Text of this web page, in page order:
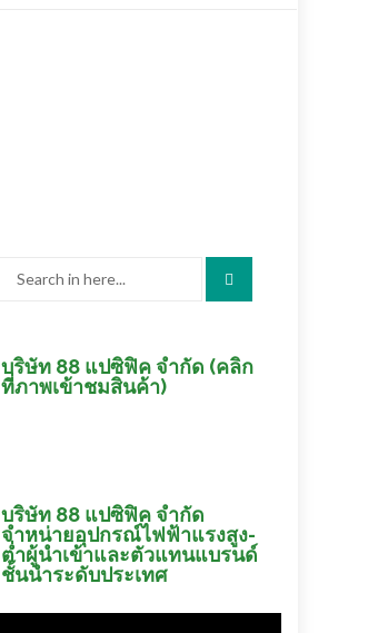
บริษัท 88 แปซิฟิค จำกัด (คลิก
ที่ภาพเข้าชมสินค้า)
บริษัท 88 แปซิฟิค จำกัด
จำหน่ายอุปกรณ์ไฟฟ้าแรงสูง-
ต่ำผู้นำเข้าและตัวแทนแบรนด์
ชั้นนำระดับประเทศ